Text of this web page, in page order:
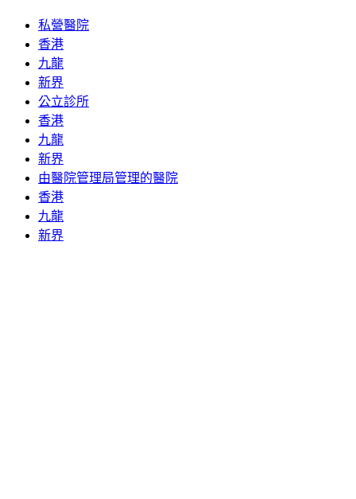
私營醫院
香港
九龍
新界
公立診所
香港
九龍
新界
由醫院管理局管理的醫院
香港
九龍
新界